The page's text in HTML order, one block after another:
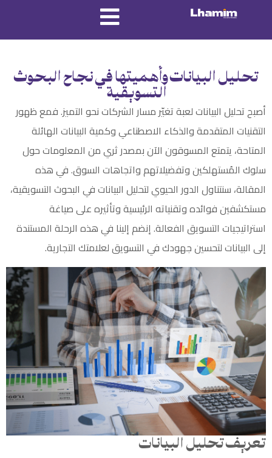
تحليل البيانات وأهميتها في نجاح البحوث
التسويقية
أصبح تحليل البيانات لعبة تغيّر مسار الشركات نحو التميز. فمع ظهور
التقنيات المتقدمة والذكاء الاصطناعيوكمية البيانات الهائلة
المتاحة، يتمتع المسوقون الآن بمصدر ثري من المعلومات حول
سلوك المُستهلكين وتفضيلاتهم واتجاهات السوق. في هذه
المقالة، سنتناول الدور الحيوي لتحليل البيانات في البحوث التسويقية،
مستكشفين فوائده وتقنياته الرئيسية وتأثيره على صياغة
استراتيجيات التسويق الفعالة. إنضم إلينا في هذه الرحلة المستندة
إلى البيانات لتحسين جهودك في التسويق لعلامتك التجارية.
تعريف تحليل البيانات